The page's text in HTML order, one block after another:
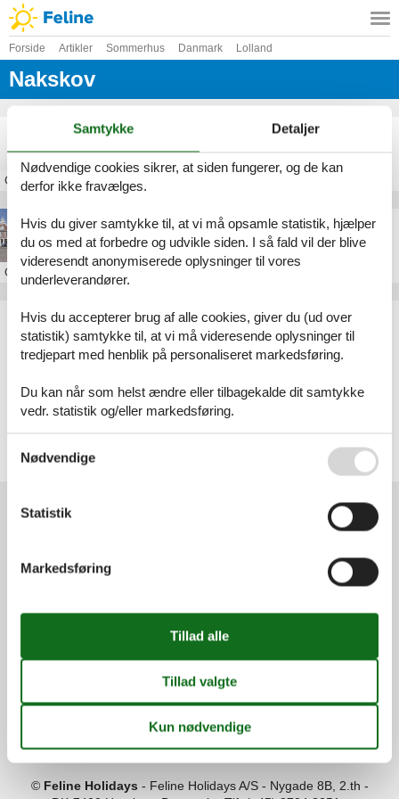
Forside Artikler Sommerhus Danmark Lolland
Nakskov
Langtidsleje sommerhus Nakskov
Om Nakskov
Sommerhus i Nakskov
Om Nakskov
Artikeltyper
Alle
Sommerhus
Geografier
Alle
Nakskov
Om os
© Feline Holidays - Feline Holidays A/S- Nygade 8B, 2.th -
Samtykke Detaljer
Nødvendige cookies sikrer, at siden fungerer, og de kan
derfor ikke fravælges.
Hvis du giver samtykke til, at vi må opsamle statistik, hjælper
du os med at forbedre og udvikle siden. I så fald vil der blive
videresendt anonymiserede oplysninger til vores
underleverandører.
Hvis du accepterer brug af alle cookies, giver du (ud over
statistik) samtykke til, at vi må videresende oplysninger til
tredjepart med henblik på personaliseret markedsføring.
Du kan når som helst ændre eller tilbagekalde dit samtykke
vedr. statistik og/eller markedsføring.
Nødvendige
Statistik
Markedsføring